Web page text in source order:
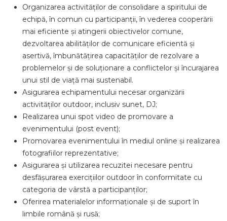
Organizarea activităților de consolidare a spiritului de
echipă, în comun cu participanții, în vederea cooperării
mai eficiente și atingerii obiectivelor comune,
dezvoltarea abilităților de comunicare eficientă și
asertivă, îmbunătățirea capacităților de rezolvare a
problemelor și de soluționare a conflictelor și încurajarea
unui stil de viață mai sustenabil.
Asigurarea echipamentului necesar organizării
activităților outdoor, inclusiv sunet, DJ;
Realizarea unui spot video de promovare a
evenimentului (post event);
Promovarea evenimentului în mediul online și realizarea
fotografiilor reprezentative;
Asigurarea și utilizarea recuzitei necesare pentru
desfășurarea exercițiilor outdoor în conformitate cu
categoria de vârstă a participanților;
Oferirea materialelor informaționale și de suport în
limbile română și rusă;